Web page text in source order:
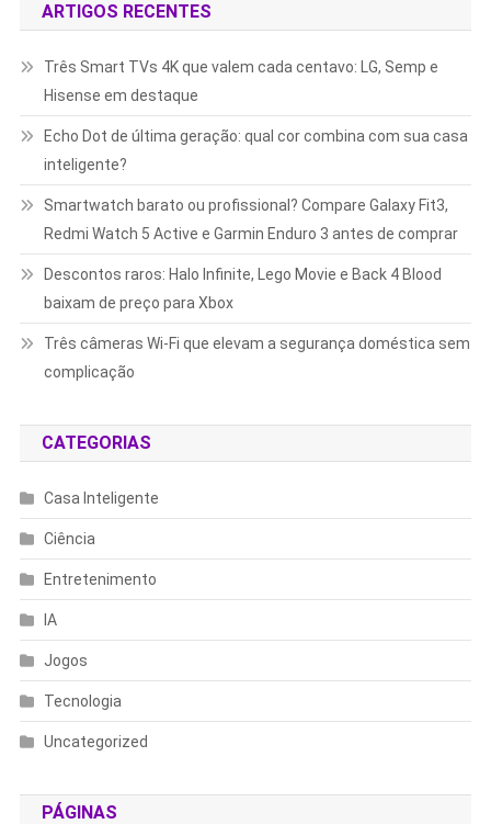
ARTIGOS RECENTES
Três Smart TVs 4K que valem cada centavo: LG, Semp e
Hisense em destaque
Echo Dot de última geração: qual cor combina com sua casa
inteligente?
Smartwatch barato ou profissional? Compare Galaxy Fit3,
Redmi Watch 5 Active e Garmin Enduro 3 antes de comprar
Descontos raros: Halo Infinite, Lego Movie e Back 4 Blood
baixam de preço para Xbox
Três câmeras Wi-Fi que elevam a segurança doméstica sem
complicação
CATEGORIAS
Casa Inteligente
Ciência
Entretenimento
IA
Jogos
Tecnologia
Uncategorized
PÁGINAS